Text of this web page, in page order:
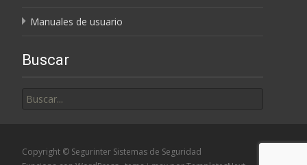
Manuales de usuario
Buscar
por:
Copyright © Segurinter Sistemas de Seguridad